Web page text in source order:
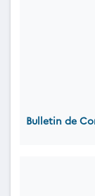
Bulletin de